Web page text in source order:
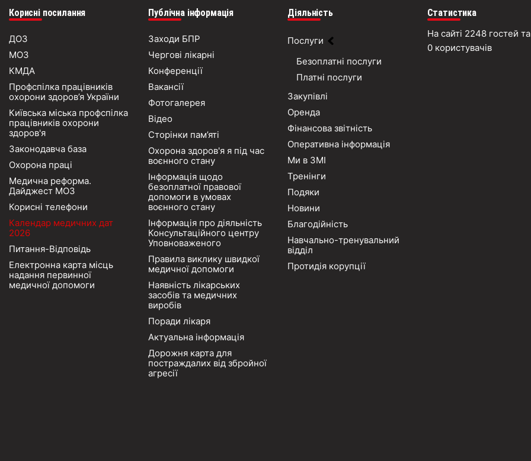
Корисні посилання
ДОЗ
МОЗ
КМДА
Профспілка працівників
охорони здоров’я України
Київська міська профспілка
працівників охорони
здоров'я
Законодавча база
Охорона праці
Медична реформа.
Дайджест МОЗ
Корисні телефони
Календар медичних дат
2026
Питання-Відповідь
Електронна карта місць
надання первинної
медичної допомоги
Публічна інформація
Заходи БПР
Чергові лікарні
Конференції
Вакансії
Фотогалерея
Відео
Сторінки пам’яті
Охорона здоров'я я під час
воєнного стану
Інформація щодо
безоплатної правової
допомоги в умовах
воєнного стану
Інформація про діяльність
Консультаційного центру
Уповноваженого
Правила виклику швидкої
медичної допомоги
Наявність лікарських
засобів та медичних
виробів
Поради лікаря
Актуальна інформація
Дорожня карта для
постраждалих від збройної
агресії
Діяльність
Послуги
Безоплатні послуги
Платні послуги
Закупівлі
Оренда
Фінансова звітність
Оперативна інформація
Ми в ЗМІ
Тренінги
Подяки
Новини
Благодійність
Навчально-тренувальний
відділ
Протидія корупції
Статистика
На сайті 2248 гостей та
0 користувачів